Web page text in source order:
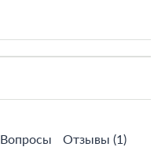
Вопросы Отзывы (1)